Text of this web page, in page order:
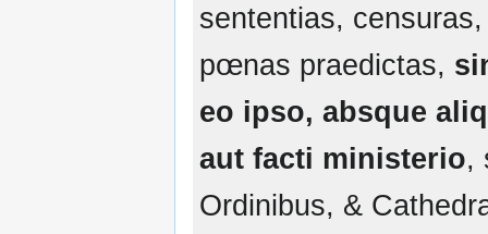
sententias,
pœnas praedictas,
eo ipso, absque
aut facti ministerio,
Ordinibus, &